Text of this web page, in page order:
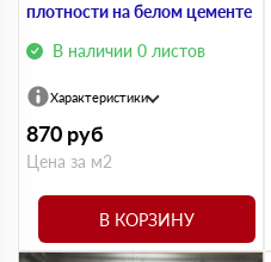
плотности на белом цементе
В наличии 0 листов
Характеристики
870 руб
Цена за м2
В КОРЗИНУ